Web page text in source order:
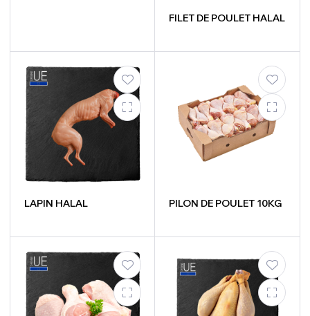
FILET DE POULET HALAL
LAPIN HALAL PILON DE POULET 10KG